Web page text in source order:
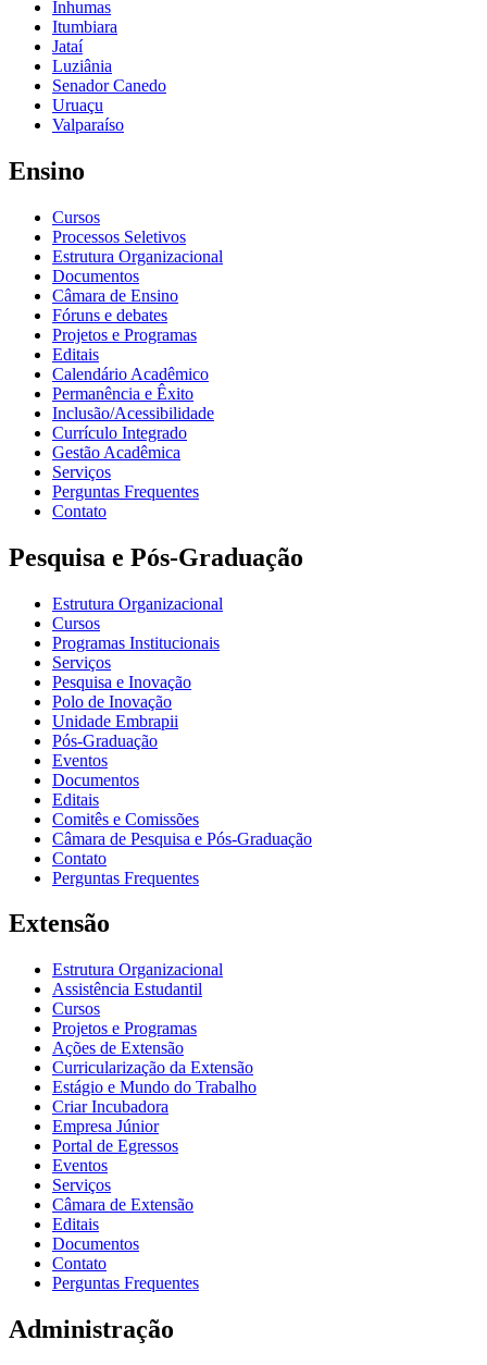
Inhumas
Itumbiara
Jataí
Luziânia
Senador Canedo
Uruaçu
Valparaíso
Ensino
Cursos
Processos Seletivos
Estrutura Organizacional
Documentos
Câmara de Ensino
Fóruns e debates
Projetos e Programas
Editais
Calendário Acadêmico
Permanência e Êxito
Inclusão/Acessibilidade
Currículo Integrado
Gestão Acadêmica
Serviços
Perguntas Frequentes
Contato
Pesquisa e Pós-Graduação
Estrutura Organizacional
Cursos
Programas Institucionais
Serviços
Pesquisa e Inovação
Polo de Inovação
Unidade Embrapii
Pós-Graduação
Eventos
Documentos
Editais
Comitês e Comissões
Câmara de Pesquisa e Pós-Graduação
Contato
Perguntas Frequentes
Extensão
Estrutura Organizacional
Assistência Estudantil
Cursos
Projetos e Programas
Ações de Extensão
Curricularização da Extensão
Estágio e Mundo do Trabalho
Criar Incubadora
Empresa Júnior
Portal de Egressos
Eventos
Serviços
Câmara de Extensão
Editais
Documentos
Contato
Perguntas Frequentes
Administração